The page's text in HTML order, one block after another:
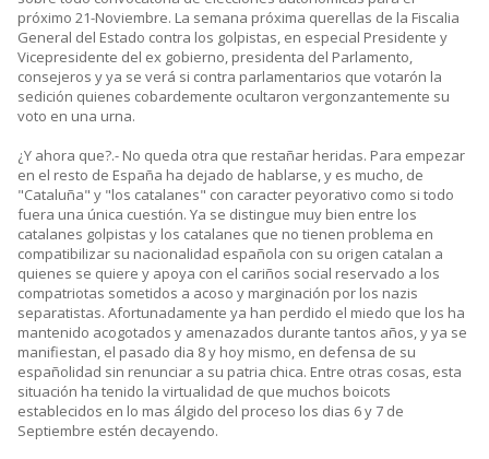
próximo 21-Noviembre. La semana próxima querellas de la Fiscalia
General del Estado contra los golpistas, en especial Presidente y
Vicepresidente del ex gobierno, presidenta del Parlamento,
consejeros y ya se verá si contra parlamentarios que votarón la
sedición quienes cobardemente ocultaron vergonzantemente su
voto en una urna.
¿Y ahora que?.- No queda otra que restañar heridas. Para empezar
en el resto de España ha dejado de hablarse, y es mucho, de
"Cataluña" y "los catalanes" con caracter peyorativo como si todo
fuera una única cuestión. Ya se distingue muy bien entre los
catalanes golpistas y los catalanes que no tienen problema en
compatibilizar su nacionalidad española con su origen catalan a
quienes se quiere y apoya con el cariños social reservado a los
compatriotas sometidos a acoso y marginación por los nazis
separatistas. Afortunadamente ya han perdido el miedo que los ha
mantenido acogotados y amenazados durante tantos años, y ya se
manifiestan, el pasado dia 8 y hoy mismo, en defensa de su
españolidad sin renunciar a su patria chica. Entre otras cosas, esta
situación ha tenido la virtualidad de que muchos boicots
establecidos en lo mas álgido del proceso los dias 6 y 7 de
Septiembre estén decayendo.